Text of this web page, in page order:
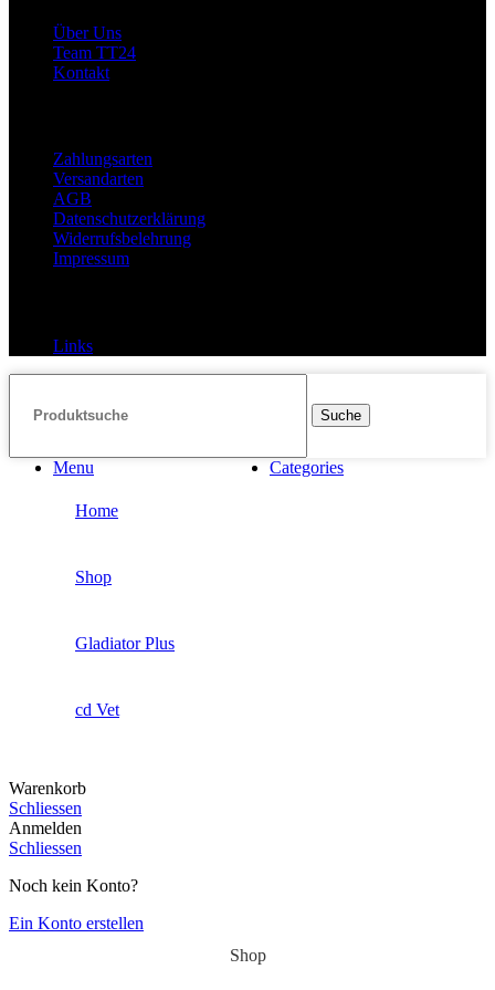
Über Uns
Team TT24
Kontakt
Zahlungsarten
Versandarten
AGB
Datenschutzerklärung
Widerrufsbelehrung
Impressum
Links
Suche
Menu Categories
Home
Shop
Gladiator Plus
cd Vet
Warenkorb
Schliessen
Anmelden
Schliessen
Noch kein Konto?
Ein Konto erstellen
Shop